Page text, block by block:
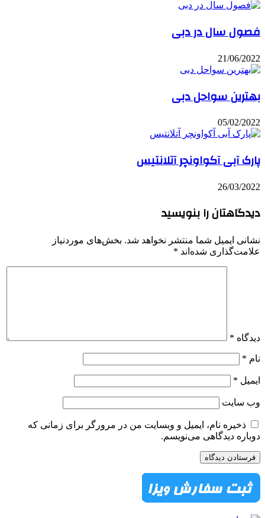
فصول سال در دبی
21/06/2022
بهترین سواحل دبی
05/02/2022
پارک آبی آکواونچر آتلانتیس
26/03/2022
دیدگاهتان را بنویسید
نشانی ایمیل شما منتشر نخواهد شد. بخش‌های موردنیاز
علامت‌گذاری شده‌اند *
دیدگاه *
نام *
ایمیل *
وب‌ سایت
ذخیره نام، ایمیل و وبسایت من در مرورگر برای زمانی که
دوباره دیدگاهی می‌نویسم.